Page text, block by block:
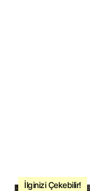
İlginizi Çekebilir!